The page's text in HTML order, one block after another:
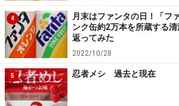
コーヒーや紅茶のほか、これからの季節
冷たい飲み物と合わせても
スコーンそのものも食べ応えがあり、
の高いスイーツでした。お皿にもきれ
ぜひお気に入りの器で、お好みの飲み
ティータイムを楽しんでみてください
4
月末はファンタの日！「フ
ンク缶約2万本を所蔵する
返ってみた
2022/10/28
5 忍者メシ 過去と現在